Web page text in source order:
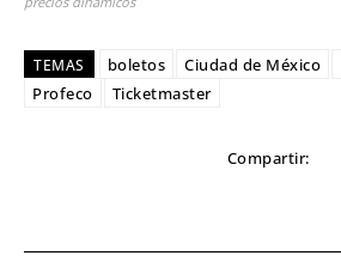
TEMAS boletos Ciudad de México
Profeco
Ticketmaster
Compartir: